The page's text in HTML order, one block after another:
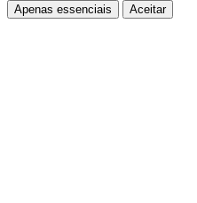
Apenas essenciais Aceitar